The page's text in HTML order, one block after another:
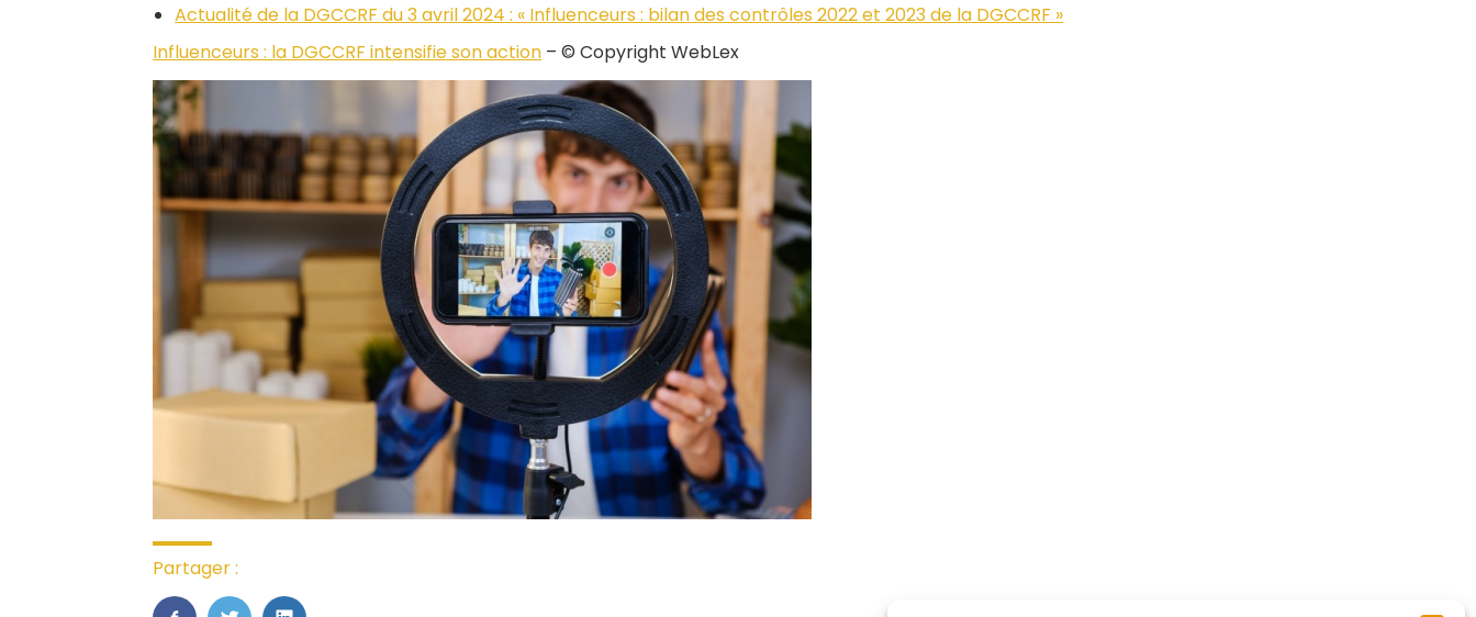
Actualité de la DGCCRF du 3 avril 2024 : « Influenceurs : bilan des contrôles 2022 et 2023 de la DGCCRF »
Influenceurs : la DGCCRF intensifie son action – © Copyright WebLex
Partager :